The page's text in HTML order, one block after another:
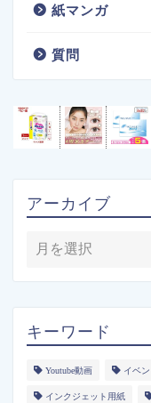
紙マンガ
質問
アーカイブ
キーワード
Youtube動画 イベン
インクジェット用紙